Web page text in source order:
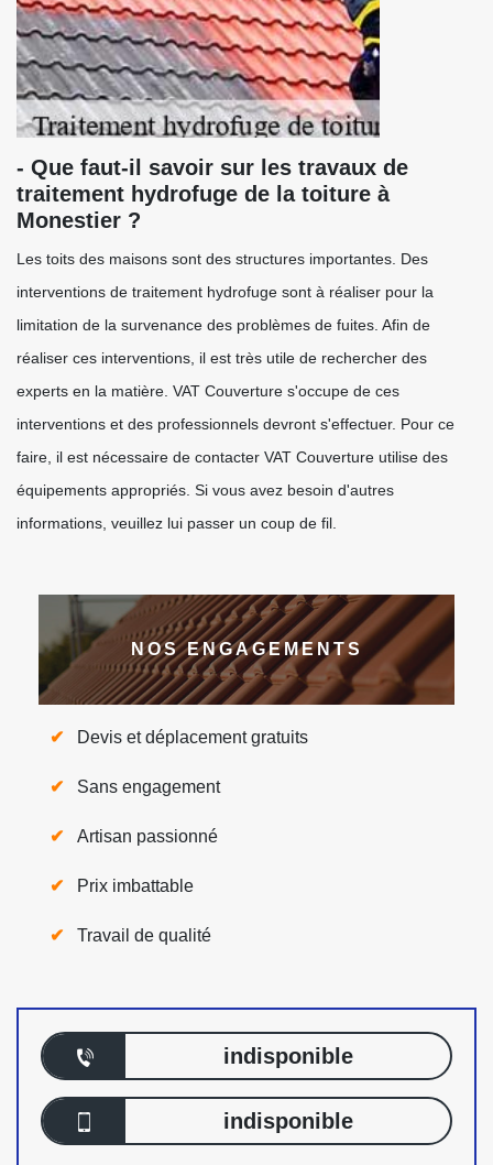
- Que faut-il savoir sur les travaux de
traitement hydrofuge de la toiture à
Monestier ?
Les toits des maisons sont des structures importantes. Des
interventions de traitement hydrofuge sont à réaliser pour la
limitation de la survenance des problèmes de fuites. Afin de
réaliser ces interventions, il est très utile de rechercher des
experts en la matière. VAT Couverture s'occupe de ces
interventions et des professionnels devront s'effectuer. Pour ce
faire, il est nécessaire de contacter VAT Couverture utilise des
équipements appropriés. Si vous avez besoin d'autres
informations, veuillez lui passer un coup de fil.
NOS ENGAGEMENTS
Devis et déplacement gratuits
Sans engagement
Artisan passionné
Prix imbattable
Travail de qualité
indisponible
indisponible